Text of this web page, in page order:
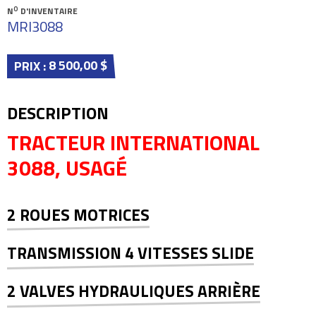
NO D'INVENTAIRE
MRI3088
PRIX :8 500,00 $
DESCRIPTION
TRACTEUR INTERNATIONAL
3088, USAGÉ
2 ROUES MOTRICES
TRANSMISSION 4 VITESSES SLIDE
2 VALVES HYDRAULIQUES ARRIÈRE